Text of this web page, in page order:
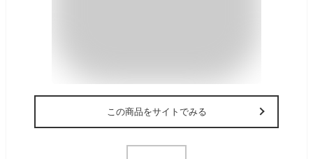
この商品をサイトでみる